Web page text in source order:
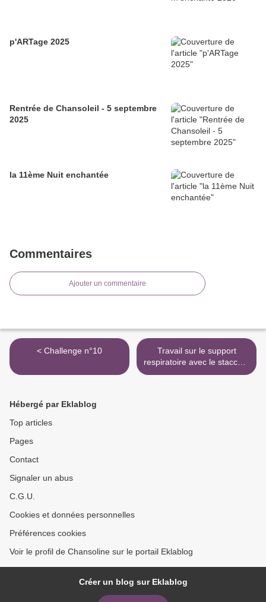
p'ARTage 2025
Rentrée de Chansoleil - 5 septembre
2025
la 11ème Nuit enchantée
Commentaires
Ajouter un commentaire
< Challenge n°10
Travail sur le support
respiratoire avec le staccato
>
Hébergé par Eklablog
Top articles
Pages
Contact
Signaler un abus
C.G.U.
Cookies et données personnelles
Préférences cookies
Voir le profil de Chansoline sur le portail Eklablog
Créer un blog sur Eklablog